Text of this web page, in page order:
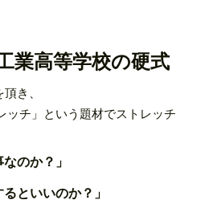
業高等学校の硬式
き、
ッチ」という題材でストレッチ
のか？」
といいのか？」